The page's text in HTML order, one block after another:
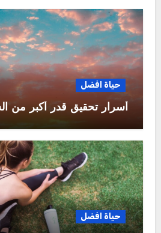
حياة افضل
أسرار تحقيق قدر أكبر من
حياة افضل